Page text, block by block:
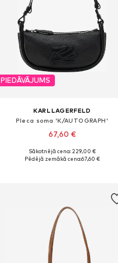
PIEDĀVĀJUMS
KARL LAGERFELD
Pleca soma 'K/AUTOGRAPH'
67,60 €
Pieejamie izmēri: One Size
Sākotnējā cena: 229,00 €
Pēdējā zemākā cena:67,60 €